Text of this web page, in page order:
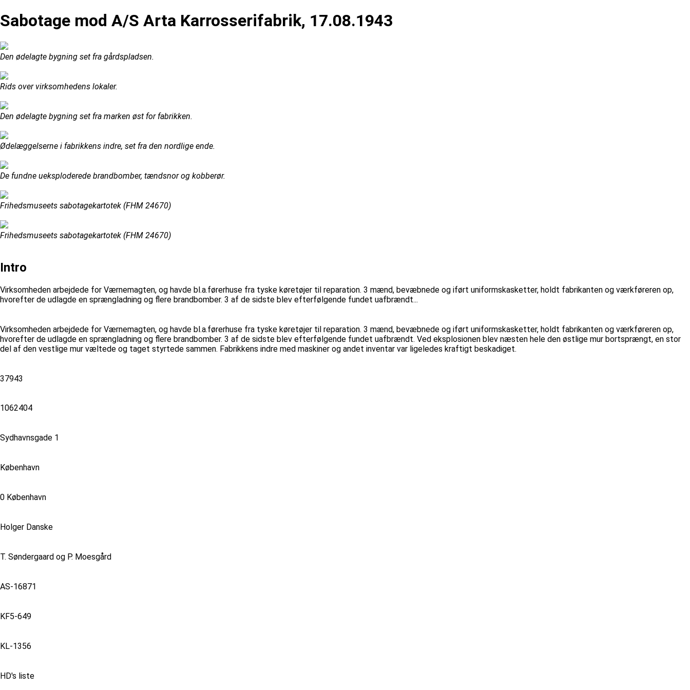
Sabotage mod A/S Arta Karrosserifabrik, 17.08.1943
Den ødelagte bygning set fra gårdspladsen.
Rids over virksomhedens lokaler.
Den ødelagte bygning set fra marken øst for fabrikken.
Ødelæggelserne i fabrikkens indre, set fra den nordlige ende.
De fundne ueksploderede brandbomber, tændsnor og kobberør.
Frihedsmuseets sabotagekartotek (FHM 24670)
Frihedsmuseets sabotagekartotek (FHM 24670)
Intro
Virksomheden arbejdede for Værnemagten, og havde bl.a.førerhuse fra tyske køretøjer til reparation. 3 mænd, bevæbnede og iført uniformskasketter, holdt fabrikanten og værkføreren op,
hvorefter de udlagde en sprængladning og flere brandbomber. 3 af de sidste blev efterfølgende fundet uafbrændt...
Virksomheden arbejdede for Værnemagten, og havde bl.a.førerhuse fra tyske køretøjer til reparation. 3 mænd, bevæbnede og iført uniformskasketter, holdt fabrikanten og værkføreren op,
hvorefter de udlagde en sprængladning og flere brandbomber. 3 af de sidste blev efterfølgende fundet uafbrændt. Ved eksplosionen blev næsten hele den østlige mur bortsprængt, en stor
del af den vestlige mur væltede og taget styrtede sammen. Fabrikkens indre med maskiner og andet inventar var ligeledes kraftigt beskadiget.
37943
1062404
Sydhavnsgade 1
København
0 København
Holger Danske
T. Søndergaard og P. Moesgård
AS-16871
KF5-649
KL-1356
HD's liste